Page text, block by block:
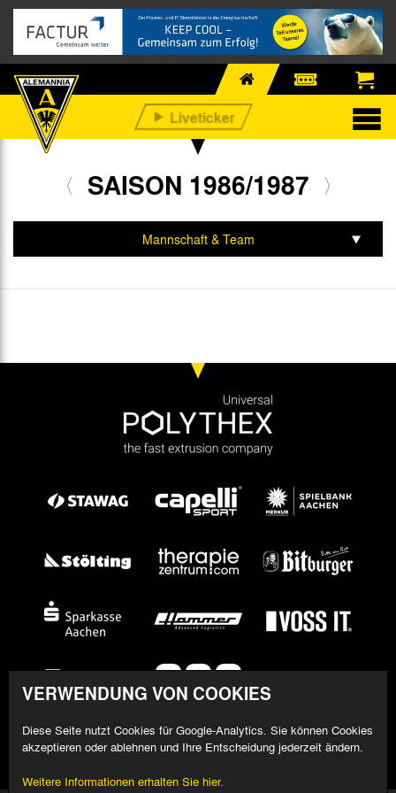
SAISON 1986/1987
Mannschaft & Team
VERWENDUNG VON COOKIES
Diese Seite nutzt Cookies für Google-Analytics. Sie können Cookies
akzeptieren oder ablehnen und Ihre Entscheidung jederzeit ändern.
Weitere Informationen erhalten Sie hier.